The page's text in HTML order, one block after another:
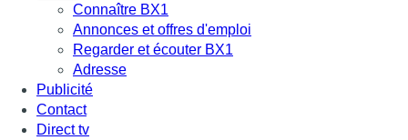
Connaître BX1
Annonces et offres d'emploi
Regarder et écouter BX1
Adresse
Publicité
Contact
Direct tv